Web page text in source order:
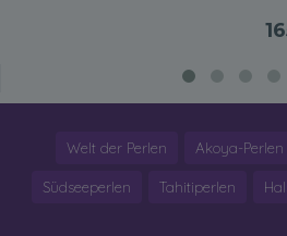
Welt der Perlen Akoya-Perlen
Südseeperlen Tahitiperlen